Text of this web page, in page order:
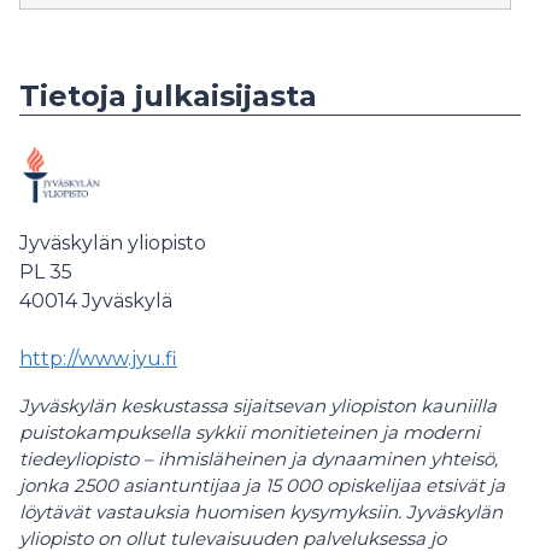
Tietoja julkaisijasta
Jyväskylän yliopisto
PL 35
40014 Jyväskylä
http://www.jyu.fi
Jyväskylän keskustassa sijaitsevan yliopiston kauniilla
puistokampuksella sykkii monitieteinen ja moderni
tiedeyliopisto – ihmisläheinen ja dynaaminen yhteisö,
jonka 2500 asiantuntijaa ja 15 000 opiskelijaa etsivät ja
löytävät vastauksia huomisen kysymyksiin. Jyväskylän
yliopisto on ollut tulevaisuuden palveluksessa jo